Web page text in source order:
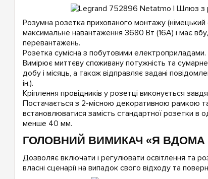
Розумна розетка прихованого монтажу
максимальне навантаження 3680 Вт (16А) і має
перевантажень.
Розетка сумісна з побутовими електроприладами.
Вимірює миттєву споживану потужність та
добу і місяць, а також відправляє задані
ін.).
Кріплення провідників у розетці виконується
Постачається з 2-місною декоративною рамкою
встановлюватися замість стандартної розетки в
менше 40 мм.
ГОЛОВНИЙ ВИМИКАЧ «Я
Дозволяє включати і регулювати освітлення та
власні сценарії на випадок свого відходу та